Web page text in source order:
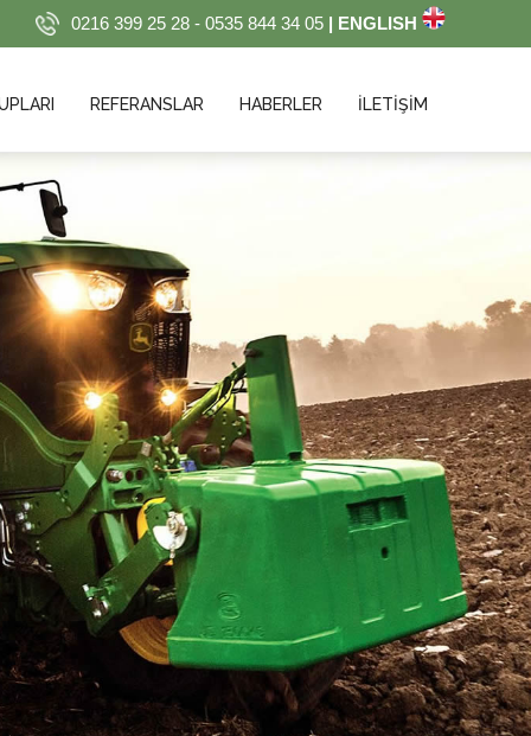
0216 399 25 28 - 0535 844 34 05 | ENGLISH
REFERANSLAR HABERLER İLETİŞİM